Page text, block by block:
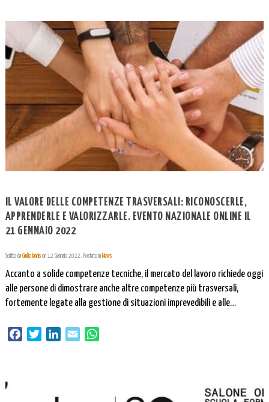
IL VALORE DELLE COMPETENZE TRASVERSALI: RICONOSCERLE,
APPRENDERLE E VALORIZZARLE. EVENTO NAZIONALE ONLINE IL
21 GENNAIO 2022
Scritto da Giulio Iannison 12 Gennaio 2022. Postato in News
Accanto a solide competenze tecniche, il mercato del lavoro richiede oggi
alle persone di dimostrare anche altre competenze più trasversali,
fortemente legate alla gestione di situazioni imprevedibili e alle
queste competenze trasversali? Come si possono dimostrare e
FacebookTwitter LinkedIn Email